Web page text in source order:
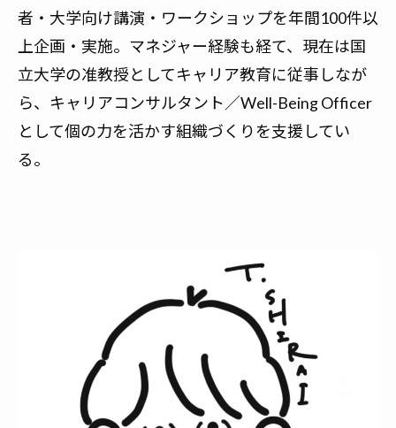
者・大学向け講演・ワークショップを年間100件以
上企画・実施。マネジャー経験も経て、現在は国
立大学の准教授としてキャリア教育に従事しなが
ら、キャリアコンサルタント／Well-Being Officer
として個の力を活かす組織づくりを支援してい
る。